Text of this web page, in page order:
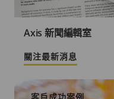
Axis 新聞編輯室
關注最新消息